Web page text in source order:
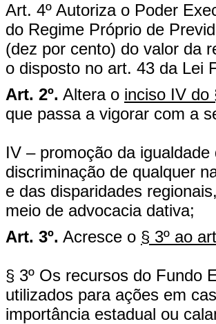
Art. 4º Autoriza o Poder
do Regime Próprio de
(dez por cento) do valor da
o disposto no art. 43 da Lei
Art. 2º. Altera o inciso IV do
que passa a vigorar com a
IV – promoção da
discriminação de qualquer
e das disparidades
meio de advocacia dativa;
Art. 3º. Acresce o § 3º ao
§ 3º Os recursos do Fundo
utilizados para ações em
importância estadual ou